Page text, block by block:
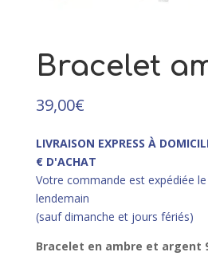
Bracelet
39,00€
LIVRAISON EXPRESS À
€ D'ACHAT
Votre commande est expédiée
lendemain
(sauf dimanche et jours fériés)
Bracelet en ambre et argent